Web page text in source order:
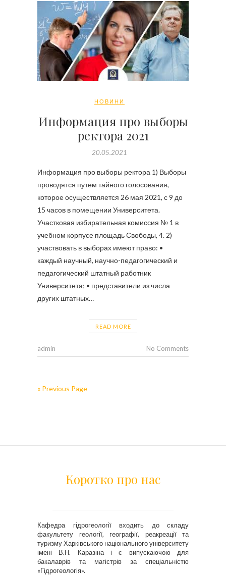
НОВИНИ
Информация про выборы
ректора 2021
20.05.2021
Информация про выборы ректора 1) Выборы
проводятся путем тайного голосования,
которое осуществляется 26 мая 2021, с 9 до
15 часов в помещении Университета.
Участковая избирательная комиссия № 1 в
учебном корпусе площадь Свободы, 4. 2)
участвовать в выборах имеют право: •
каждый научный, научно-педагогический и
педагогический штатный работник
Университета; • представители из числа
других штатных…
READ MORE
admin No Comments
« Previous Page
Коротко про нас
Кафедра гідрогеології входить до складу
факультету геології, географії, реакреації та
туризму Харківського національного університету
імені В.Н. Каразіна і є випускаючою для
бакалаврів та магістрів за спеціальністю
«Гідрогеологія».